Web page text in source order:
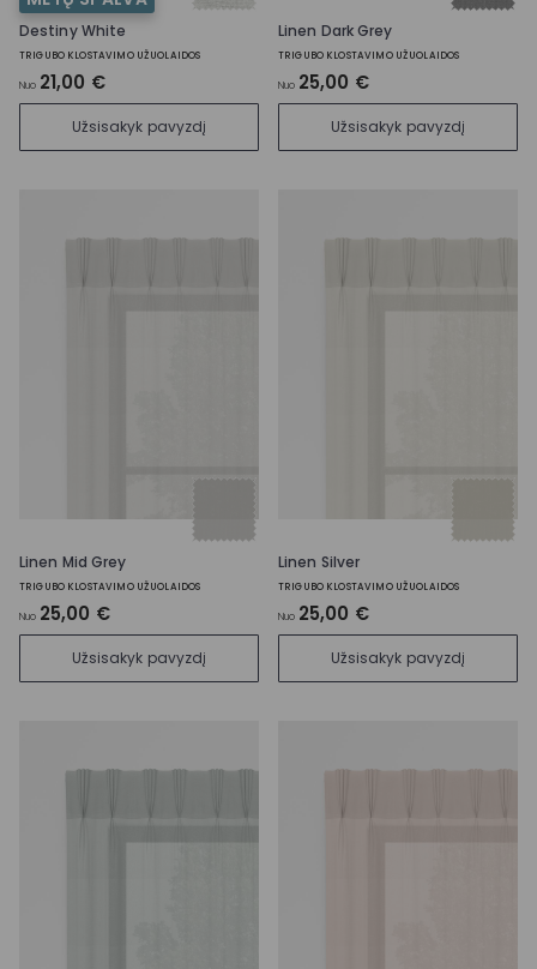
Destiny White
TRIGUBO KLOSTAVIMO UŽUOLAIDOS
Nuo 21,00 €
Užsisakyk pavyzdį
Linen Dark Grey
TRIGUBO KLOSTAVIMO UŽUOLAIDOS
Nuo 25,00 €
Užsisakyk pavyzdį
Linen Mid Grey
TRIGUBO KLOSTAVIMO UŽUOLAIDOS
Nuo 25,00 €
Užsisakyk pavyzdį
Linen Silver
TRIGUBO KLOSTAVIMO UŽUOLAIDOS
Nuo 25,00 €
Užsisakyk pavyzdį